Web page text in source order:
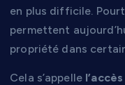
en plus difficile.
permettent
propriété dans
Cela s’appelle